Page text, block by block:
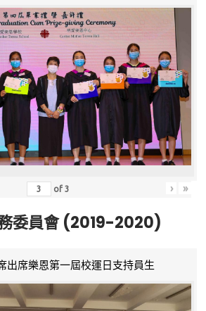
of3 › »
委員會 (2019-2020)
出席樂恩第一屆校運日支持員生